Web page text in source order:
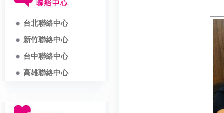
台北聯絡中心
新竹聯絡中心
台中聯絡中心
高雄聯絡中心